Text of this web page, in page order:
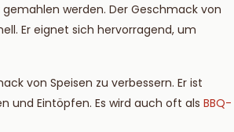
werden. Der Geschmack von
Er eignet sich hervorragend, um
von Speisen zu verbessern. Er ist
und Eintöpfen. Es wird auch oft als BBQ-